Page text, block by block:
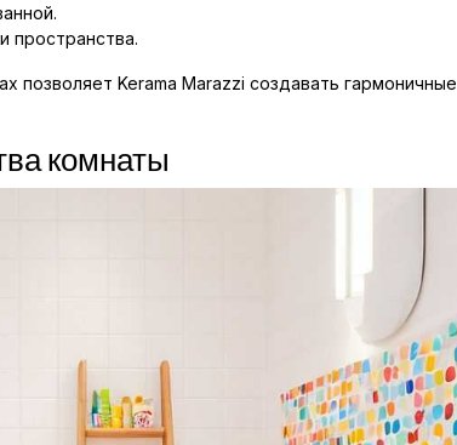
пространства.
позволяет Kerama Marazzi создавать гармоничные
комнаты